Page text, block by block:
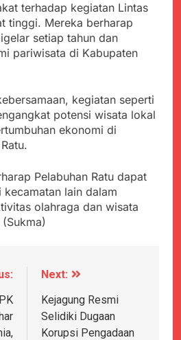
terhadap kegiatan Lintas
tinggi. Mereka berharap
setiap tahun dan
pariwisata di Kabupaten
kegiatan seperti
potensi wisata lokal
ekonomi di
Pelabuhan Ratu dapat
lain dalam
olahraga dan wisata
Next:
Kejagung Resmi
Selidiki Dugaan
Korupsi Pengadaan